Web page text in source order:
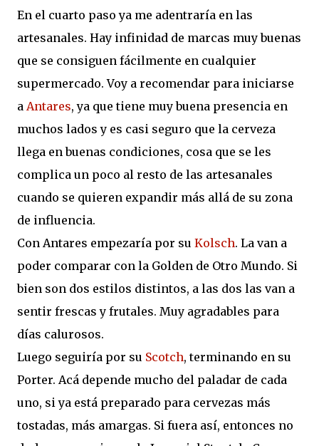
En el cuarto paso ya me adentraría en las
artesanales. Hay infinidad de marcas muy buenas
que se consiguen fácilmente en cualquier
supermercado. Voy a recomendar para iniciarse
a Antares, ya que tiene muy buena presencia en
muchos lados y es casi seguro que la cerveza
llega en buenas condiciones, cosa que se les
complica un poco al resto de las artesanales
cuando se quieren expandir más allá de su zona
de influencia.
Con Antares empezaría por su Kolsch. La van a
poder comparar con la Golden de Otro Mundo. Si
bien son dos estilos distintos, a las dos las van a
sentir frescas y frutales. Muy agradables para
días calurosos.
Luego seguiría por su Scotch, terminando en su
Porter. Acá depende mucho del paladar de cada
uno, si ya está preparado para cervezas más
tostadas, más amargas. Si fuera así, entonces no